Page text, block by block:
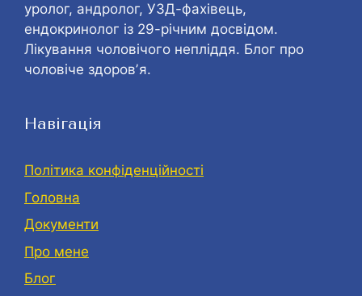
уролог, андролог, УЗД-фахівець,
ендокринолог із 29-річним досвідом.
Лікування чоловічого непліддя. Блог про
чоловіче здоровʼя.
Навігація
Політика конфіденційності
Головна
Документи
Про мене
Блог